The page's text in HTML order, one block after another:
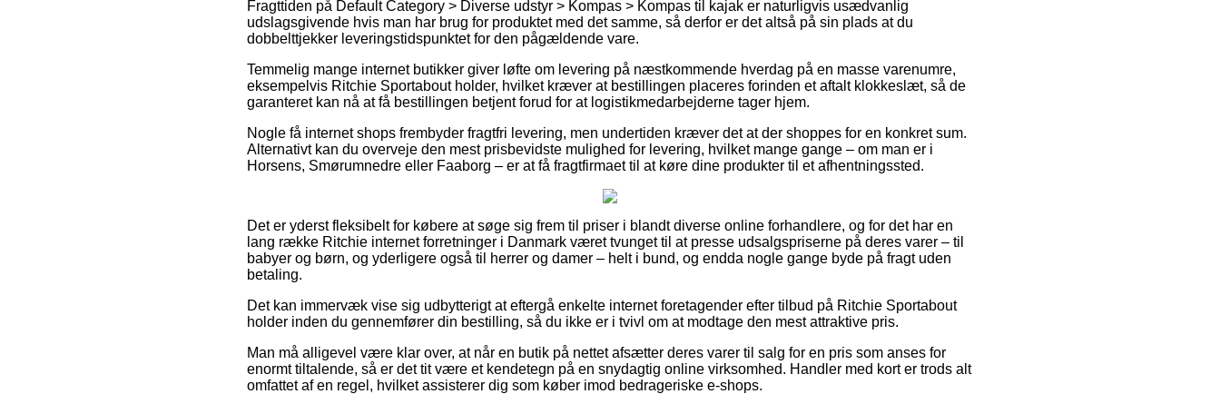
Fragttiden på Default Category > Diverse udstyr > Kompas > Kompas til kajak er naturligvis usædvanlig
udslagsgivende hvis man har brug for produktet med det samme, så derfor er det altså på sin plads at du
dobbelttjekker leveringstidspunktet for den pågældende vare.
Temmelig mange internet butikker giver løfte om levering på næstkommende hverdag på en masse varenumre,
eksempelvis Ritchie Sportabout holder, hvilket kræver at bestillingen placeres forinden et aftalt klokkeslæt, så de
garanteret kan nå at få bestillingen betjent forud for at logistikmedarbejderne tager hjem.
Nogle få internet shops frembyder fragtfri levering, men undertiden kræver det at der shoppes for en konkret sum.
Alternativt kan du overveje den mest prisbevidste mulighed for levering, hvilket mange gange – om man er i
Horsens, Smørumnedre eller Faaborg – er at få fragtfirmaet til at køre dine produkter til et afhentningssted.
Det er yderst fleksibelt for købere at søge sig frem til priser i blandt diverse online forhandlere, og for det har en
lang række Ritchie internet forretninger i Danmark været tvunget til at presse udsalgspriserne på deres varer – til
babyer og børn, og yderligere også til herrer og damer – helt i bund, og endda nogle gange byde på fragt uden
betaling.
Det kan immervæk vise sig udbytterigt at eftergå enkelte internet foretagender efter tilbud på Ritchie Sportabout
holder inden du gennemfører din bestilling, så du ikke er i tvivl om at modtage den mest attraktive pris.
Man må alligevel være klar over, at når en butik på nettet afsætter deres varer til salg for en pris som anses for
enormt tiltalende, så er det tit være et kendetegn på en snydagtig online virksomhed. Handler med kort er trods alt
omfattet af en regel, hvilket assisterer dig som køber imod bedrageriske e-shops.